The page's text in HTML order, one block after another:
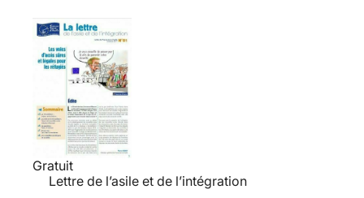
Gratuit
Lettre de l’asile et de l’intégration